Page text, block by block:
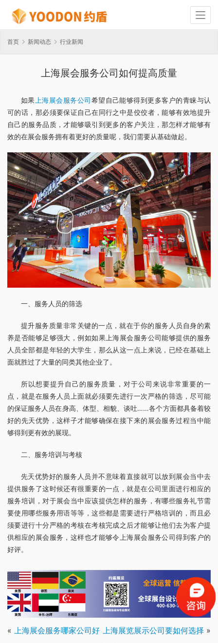
首页 新闻动态 行业新闻
上海展会服务公司如何提高质量
如果 上海展会服务公司希望自己能够得到更多客户的青睐与认
可的话，那必须要保证自己在同行之中是佼佼者，能够有效地提升
自己的服务品质，才能够吸引到更多的客户关注，那怎样才能够有
效的在展会服务拥有着更好的质量呢，我们需要从基础做起。
一、服务人员的筛选
提升服务质量非常关键的一点，就在于你的服务人员自身的素
养是否能够足够强大，例如如果上海展会服务公司能够提供的服务
人员全部都是年轻的大学生，那么从这一点上来说，已经在基础上
面就胜过了大量的同类其他企业了。
所以想要提升自己的服务质量，对于公司来说非常重要的一
点，就是在服务人员上面就必须要先进行一次严格的筛选，尽可能
的保证服务人员在身高、体型、相貌、谈吐……各个方面都具备着较
好的先天优势，这样子才能够确保在接下来的展会服务过程当中能
够得到更有效的展现。
二、服务培训与考核
先天优势好的服务人员并不意味着直接就可以放到展会当中去
提供服务了这时候还有很重要的一点，就是在公司里面进行相应的
服务培训，对于展会当中应该提供怎样的服务，有哪些服务礼节需
要使用哪些服务用语等等，这些都是需要进行严格培训的，而且必
须要进行十分严格的考核在考核完成之后才能够让他们去为客户提
供相应的展会服务，这样也才能够令上海展会服务公司得到客户的
好评。
« 上海展会服务哪家公司好 上海展览展示公司要如何选择 »